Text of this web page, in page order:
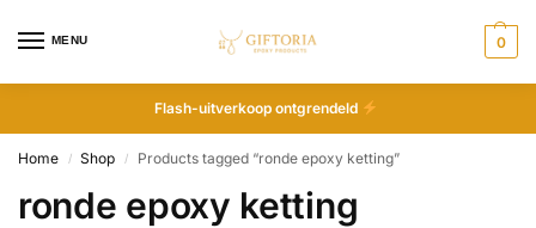
MENU 0
Flash-uitverkoop ontgrendeld
Home / Shop / Products tagged “ronde epoxy ketting”
ronde epoxy ketting